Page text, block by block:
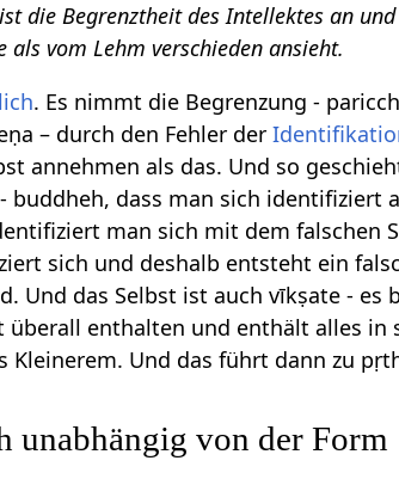
die Begrenztheit des Intellektes an
vom Lehm verschieden ansieht.
. Es nimmt die Begrenzung -
– durch den Fehler der
annehmen als das. Und so
- buddheh, dass man sich identifiziert
man sich mit dem falschen
sich und deshalb entsteht ein
Und das Selbst ist auch vīkṣate -
überall enthalten und enthält alles
Und das führt dann zu
unabhängig von der Form